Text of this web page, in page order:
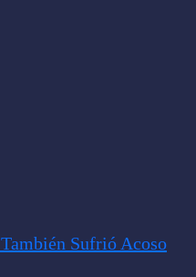
Sufrió Acoso